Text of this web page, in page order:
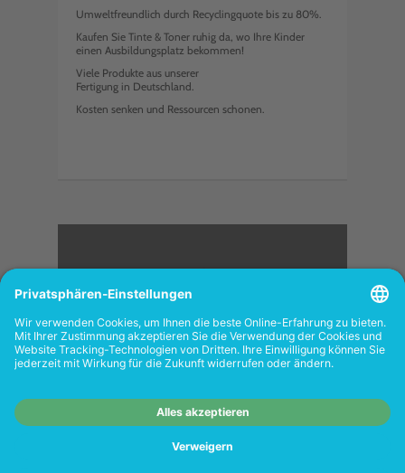
Umweltfreundlich durch Recyclingquote bis zu 80%.
Kaufen Sie Tinte & Toner ruhig da, wo Ihre Kinder
einen Ausbildungsplatz bekommen!
Viele Produkte aus unserer
Fertigung in Deutschland.
Kosten senken und Ressourcen schonen.
<
FOLGEN SIE UNS
Shops richtet sich nicht an Wiederverkäufer.